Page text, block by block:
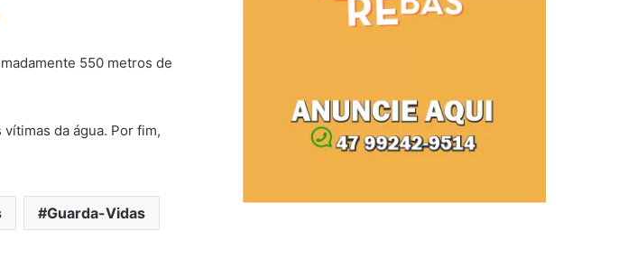
550 metros de
da água. Por fim,
Guarda-Vidas